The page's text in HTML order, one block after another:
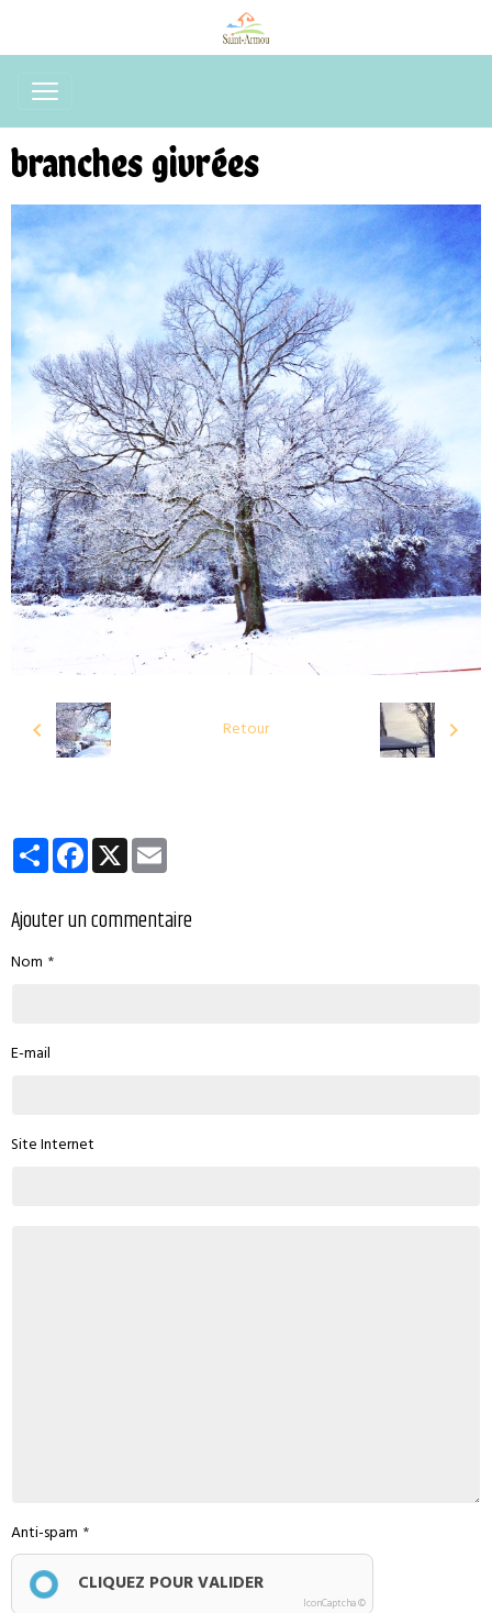
branches givrées
Retour
PartagerFacebook
X
Ajouter un commentaire
Nom
E-mail
Site Internet
Anti-spam
CLIQUEZ POUR VALIDER
IconCaptcha ©